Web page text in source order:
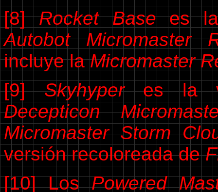
[8]Rocket Basees la
Autobot Micromaster
incluye laMicromaster
[9]Skyhyperes la
Decepticon
Micromaster Storm
versión recoloreada de
[10] LosPowered